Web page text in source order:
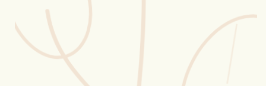
Vogelstimmen
Gartenplaner